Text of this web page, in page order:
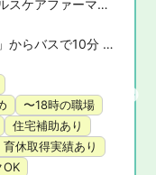
リリィ薬局多摩丘陵店（シップヘルスケアファーマシー株式会社）
・小田急多摩線「多摩センター駅」からバスで10分 ・小田急小田原線「町田駅」からバスで25分 ★マイカー通勤OK！
〜18時の職場
住宅補助あり
育休取得実績あり
OK